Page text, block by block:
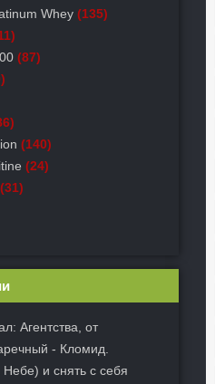
Whey (135)
(87)
(140)
(24)
(31)
Агентства, от
- Кломид.
и снять с себя